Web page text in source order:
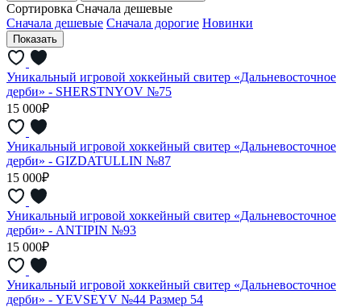
Сортировка Сначала дешевые
Сначала дешевые Сначала дорогие Новинки
Уникальный игровой хоккейный свитер «Дальневосточное
дерби» - SHERSTNYOV №75
15 000₽
Уникальный игровой хоккейный свитер «Дальневосточное
дерби» - GIZDATULLIN №87
15 000₽
Уникальный игровой хоккейный свитер «Дальневосточное
дерби» - ANTIPIN №93
15 000₽
Уникальный игровой хоккейный свитер «Дальневосточное
дерби» - YEVSEYV №44 Размер 54